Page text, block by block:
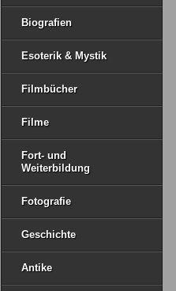
Biografien
Esoterik & Mystik
Filmbücher
Filme
Fort- und
Weiterbildung
Fotografie
Geschichte
Antike